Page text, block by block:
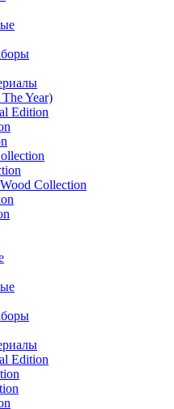
Year)
Edition
Collection
Edition